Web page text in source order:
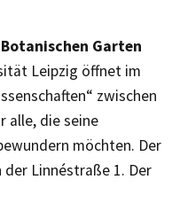
Garten
Leipzig öffnet im
zwischen
alle, die seine
möchten. Der
Linnéstraße 1. Der